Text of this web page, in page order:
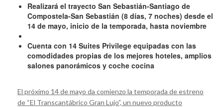
Realizará el trayecto San Sebastián-Santiago de
Compostela-San Sebastián (8 días, 7 noches) desde el
14 de mayo, inicio de la temporada, hasta noviembre
Cuenta con 14 Suites Privilege equipadas con las
comodidades propias de los mejores hoteles, amplios
salones panorámicos y coche cocina
El próximo 14 de mayo da comienzo la temporada de estreno
de “El Transcantábrico Gran Lujo”, un nuevo producto